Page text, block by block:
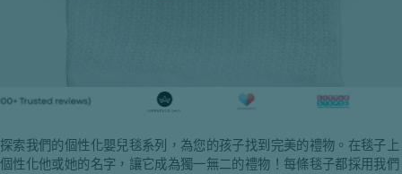
探索我們的個性化嬰兒毯系列，為您的孩子找到完美的禮物。在毯子上
個性化他或她的名字，讓它成為獨一無二的禮物！每條毯子都採用我們